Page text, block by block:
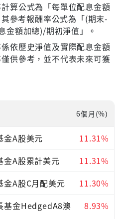
算公式為「每單位配息金額
參考報酬率公式為「(期末-
金額加總)/期初淨值」。
依歷史淨值及實際配息金額
供參考，並不代表未來可獲
6個月(%)
金A股美元
11.31%
金A股累計美元
11.31%
金A股C月配美元
11.30%
基金HedgedA8澳
8.93%